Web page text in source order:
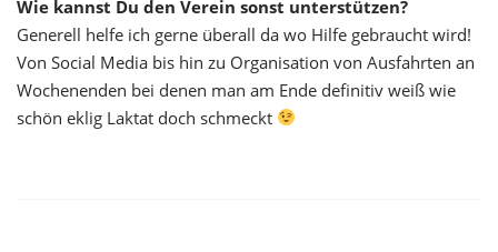
Wie kannst Du den Verein sonst unterstützen?
Generell helfe ich gerne überall da wo Hilfe gebraucht wird!
Von Social Media bis hin zu Organisation von Ausfahrten an
Wochenenden bei denen man am Ende definitiv weiß wie
schön eklig Laktat doch schmeckt